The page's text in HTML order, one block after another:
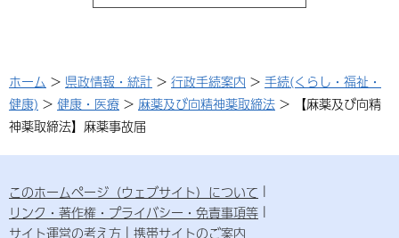
ホーム > 県政情報・統計 > 行政手続案内 > 手続(くらし・福祉・
健康) > 健康・医療 > 麻薬及び向精神薬取締法 > 【麻薬及び向精
神薬取締法】麻薬事故届
このホームページ（ウェブサイト）について
リンク・著作権・プライバシー・免責事項等
サイト運営の考え方
携帯サイトのご案内